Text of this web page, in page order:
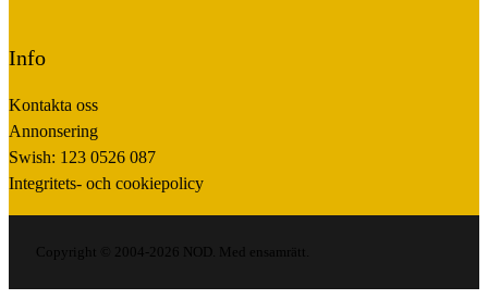
Info
Kontakta oss
Annonsering
Swish: 123 0526 087
Integritets- och cookiepolicy
Copyright © 2004-2026 NOD. Med ensamrätt.